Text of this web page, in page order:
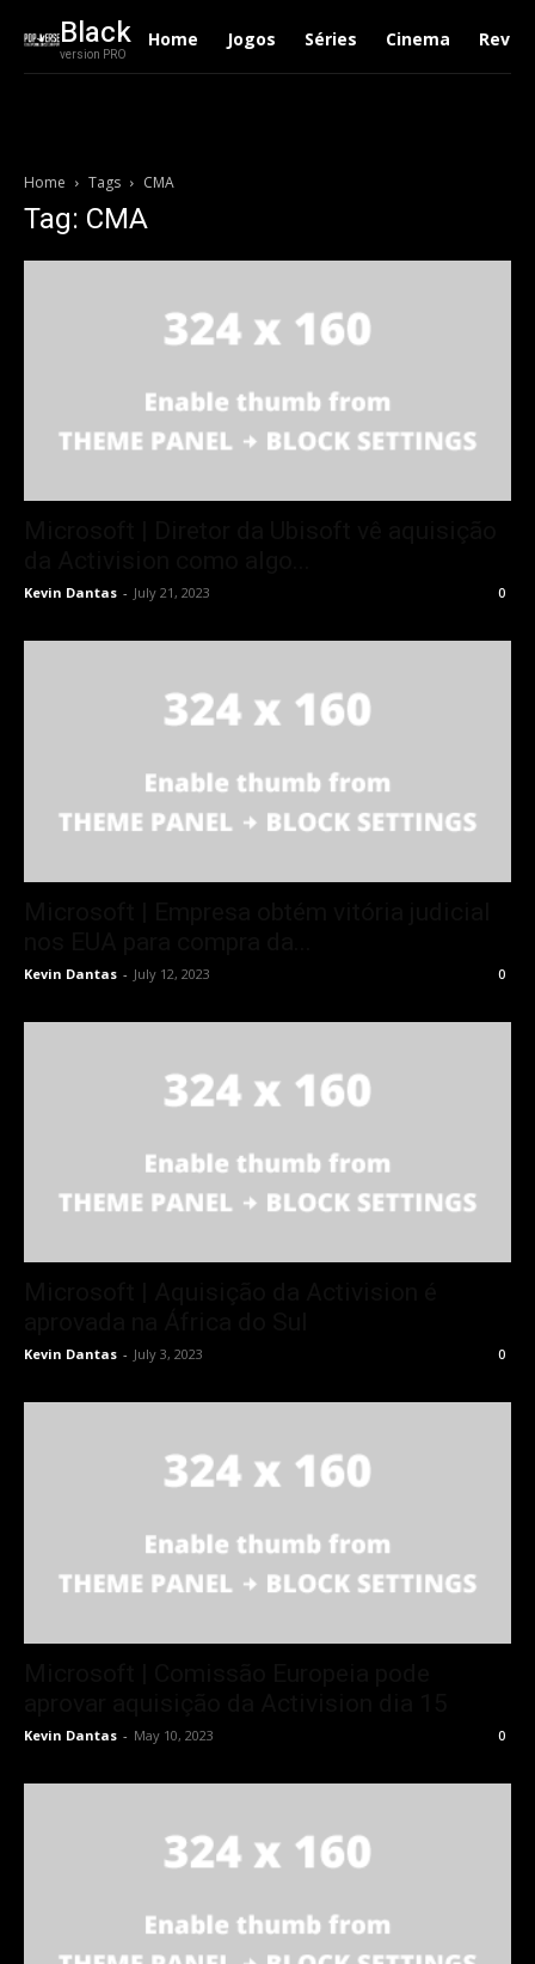
Black
version PRO
Home Jogos Séries Cinema
Home Tags CMA
Tag: CMA
Kevin Dantas - July 21, 2023 0
Kevin Dantas - July 12, 2023 0
Kevin Dantas - July 3, 2023 0
Kevin Dantas - May 10, 2023 0